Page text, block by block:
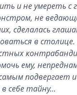
и не умереть с
не
сделалась
в
ему,
подвергает
себе тайну...